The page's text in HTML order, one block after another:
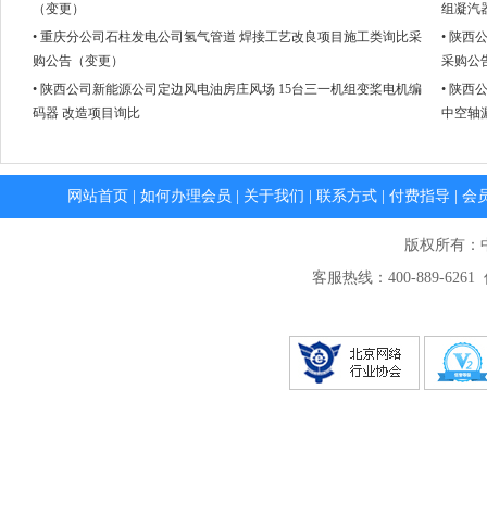
（变更）
组凝汽
• 重庆分公司石柱发电公司氢气管道 焊接工艺改良项目施工类询比采
购公告（变更）
• 陕西
采购公
• 陕西公司新能源公司定边风电油房庄风场 15台三一机组变桨电机编
码器 改造项目询比
• 陕西
中空轴
网站首页 如何办理会员 关于我们 联系方式 付费指导 会
版权所有
客服热线：400-889-6261